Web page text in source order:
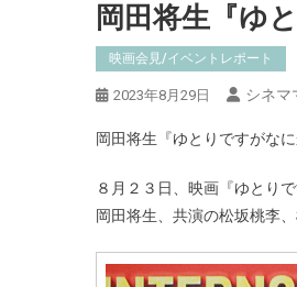
岡田将生『ゆ
映画会見/イベントレポート
2023年8月29日 シネマ
岡田将生『ゆとりですがな
８月２３日、映画『ゆとり
岡田将生、共演の松坂桃李